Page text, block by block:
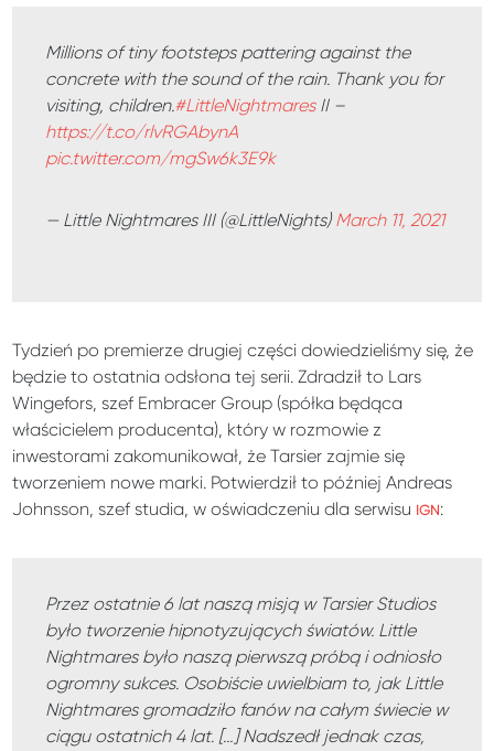
Millions of tiny footsteps pattering against the
concrete with the sound of the rain. Thank you for
visiting, children.#LittleNightmaresII –
https://t.co/rlvRGAbynA
pic.twitter.com/mgSw6k3E9k
— Little Nightmares III (@LittleNights) March 11, 2021
Tydzień po premierze drugiej części dowiedzieliśmy się, że
będzie to ostatnia odsłona tej serii. Zdradził to Lars
Wingefors, szef Embracer Group (spółka będąca
właścicielem producenta), który w rozmowie z
inwestorami zakomunikował, że Tarsier zajmie się
tworzeniem nowe marki. Potwierdził to później Andreas
Johnsson, szef studia, w oświadczeniu dla serwisu IGN :
Przez ostatnie 6 lat naszą misją w Tarsier Studios
było tworzenie hipnotyzujących światów. Little
Nightmares było naszą pierwszą próbą i odniosło
ogromny sukces. Osobiście uwielbiam to, jak Little
Nightmares gromadziło fanów na całym świecie w
ciągu ostatnich 4 lat. […] Nadszedł jednak czas,